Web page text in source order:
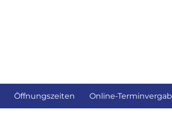
Öffnungszeiten Online-